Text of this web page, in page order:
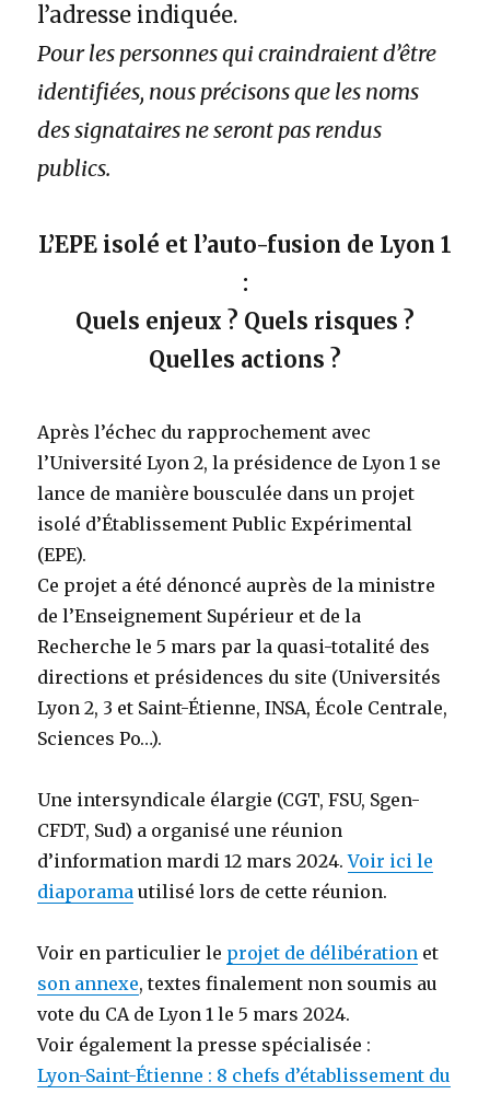
l’adresse indiquée.
Pour les personnes qui craindraient d’être
identifiées, nous précisons que les noms
des signataires ne seront pas rendus
publics.
L’EPE isolé et l’auto-fusion de Lyon 1
:
Quels enjeux ? Quels risques ?
Quelles actions ?
Après l’échec du rapprochement avec
l’Université Lyon 2, la présidence de Lyon 1 se
lance de manière bousculée dans un projet
isolé d’Établissement Public Expérimental
(EPE).
Ce projet a été dénoncé auprès de la ministre
de l’Enseignement Supérieur et de la
Recherche le 5 mars par la quasi-totalité des
directions et présidences du site (Universités
Lyon 2, 3 et Saint-Étienne, INSA, École Centrale,
Sciences Po…).
Une intersyndicale élargie (CGT, FSU, Sgen-
CFDT, Sud) a organisé une réunion
d’information mardi 12 mars 2024.Voir ici le
diaporama utilisé lors de cette réunion.
Voir en particulier le projet de délibération et
son annexe, textes finalement non soumis au
vote du CA de Lyon 1 le 5 mars 2024.
Voir également la presse spécialisée :
Lyon-Saint-Étienne : 8 chefs d’établissement du